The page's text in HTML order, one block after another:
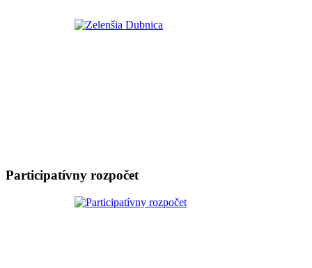
Participatívny rozpočet